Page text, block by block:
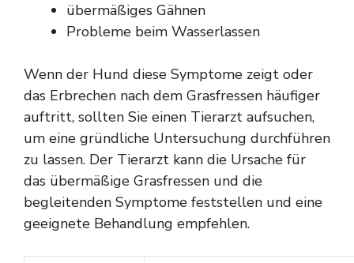
übermäßiges Gähnen
Probleme beim Wasserlassen
Wenn der Hund diese Symptome zeigt oder
das Erbrechen nach dem Grasfressen häufiger
auftritt, sollten Sie einen Tierarzt aufsuchen,
um eine gründliche Untersuchung durchführen
zu lassen. Der Tierarzt kann die Ursache für
das übermäßige Grasfressen und die
begleitenden Symptome feststellen und eine
geeignete Behandlung empfehlen.